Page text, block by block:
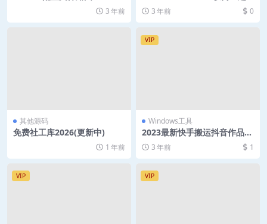
3 年前 3 年前 0
其他源码
免费社工库2026(更新中)
1 年前
VIP
Windows工具
2023最新快手搬运抖音作品软
件 实时监控 一键搬运
3 年前 1
VIP VIP